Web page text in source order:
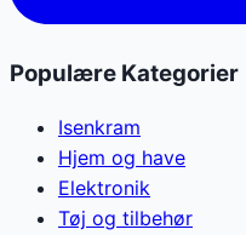
Populære Kategorier
Isenkram
Hjem og have
Elektronik
Tøj og tilbehør